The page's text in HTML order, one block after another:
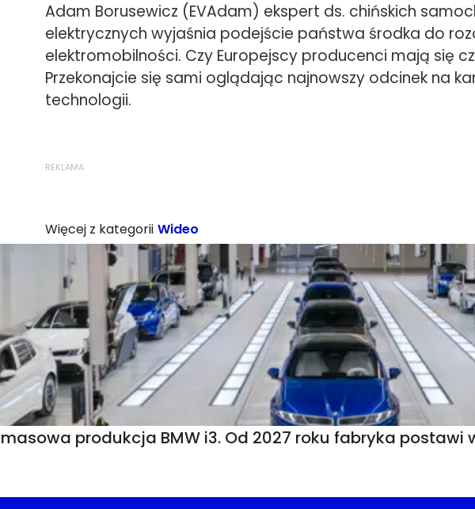
Adam Borusewicz (EVAdam) ekspert ds. chińskich
elektrycznych wyjaśnia podejście państwa środka do
elektromobilności. Czy Europejscy producenci mają się
Przekonajcie się sami oglądając najnowszy odcinek na
technologii.
REKLAMA
Więcej z kategorii Wideo
produkcja BMW i3. Od 2027 roku fabryka postawi